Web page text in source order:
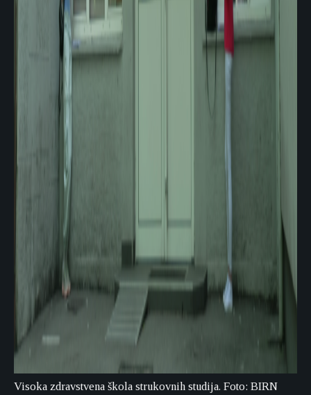
Visoka zdravstvena škola strukovnih studija. Foto: BIRN